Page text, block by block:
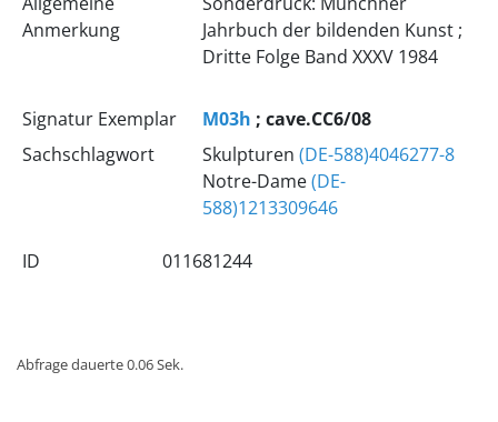
Anmerkung
Jahrbuch der bildenden Kunst ;
Dritte Folge Band XXXV 1984
Signatur Exemplar M03h ; cave.CC6/08
Sachschlagwort
Skulpturen (DE-588)4046277-8
Notre-Dame(DE-
588)1213309646
ID 011681244
Abfrage dauerte 0.06 Sek.